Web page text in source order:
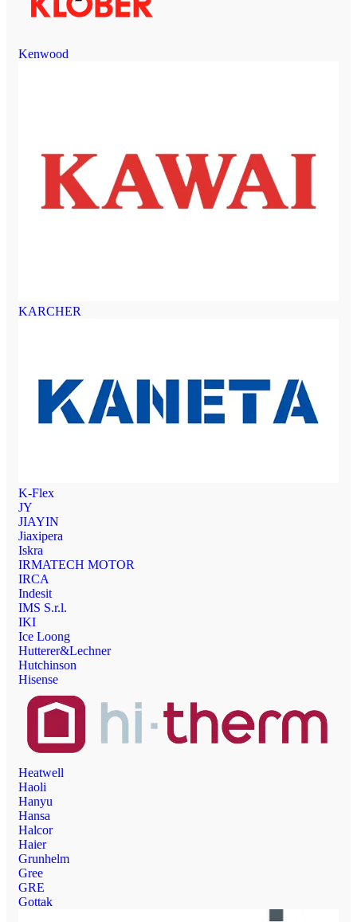
Kenwood
KARCHER
K-Flex
JY
JIAYIN
Jiaxipera
Iskra
IRMATECH MOTOR
IRCA
Indesit
IMS S.r.l.
IKI
Ice Loong
Hutterer&Lechner
Hutchinson
Hisense
Heatwell
Haoli
Hanyu
Hansa
Halcor
Haier
Grunhelm
Gree
GRE
Gottak